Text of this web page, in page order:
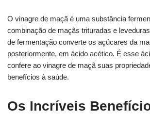
O vinagre de maçã é uma substância
combinação de maçãs trituradas e
de fermentação converte os açúcares da
posteriormente, em ácido acético. É esse
confere ao vinagre de maçã suas
benefícios à saúde.
Os Incríveis